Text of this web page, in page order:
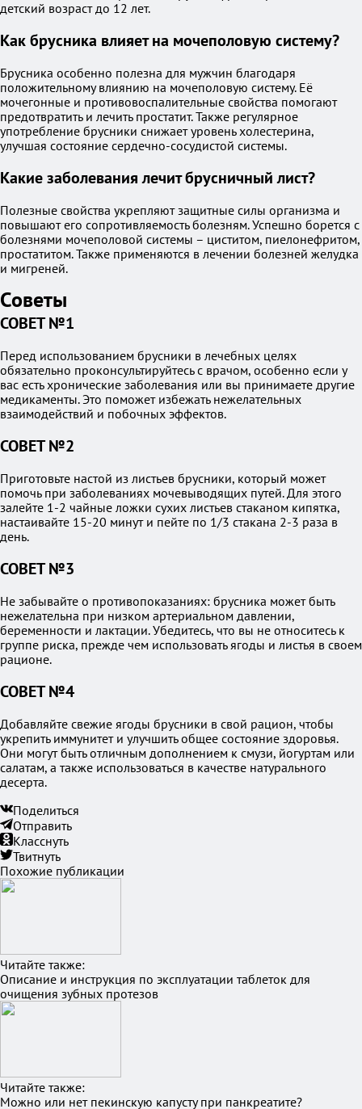
детский возраст до 12 лет.
Как брусника влияет на мочеполовую систему?
Брусника особенно полезна для мужчин благодаря
положительному влиянию на мочеполовую систему. Её
мочегонные и противовоспалительные свойства помогают
предотвратить и лечить простатит. Также регулярное
употребление брусники снижает уровень холестерина,
улучшая состояние сердечно-сосудистой системы.
Какие заболевания лечит брусничный лист?
Полезные свойства укрепляют защитные силы организма и
повышают его сопротивляемость болезням. Успешно борется с
болезнями мочеполовой системы – циститом, пиелонефритом,
простатитом. Также применяются в лечении болезней желудка
и мигреней.
Советы
СОВЕТ №1
Перед использованием брусники в лечебных целях
обязательно проконсультируйтесь с врачом, особенно если у
вас есть хронические заболевания или вы принимаете другие
медикаменты. Это поможет избежать нежелательных
взаимодействий и побочных эффектов.
СОВЕТ №2
Приготовьте настой из листьев брусники, который может
помочь при заболеваниях мочевыводящих путей. Для этого
залейте 1-2 чайные ложки сухих листьев стаканом кипятка,
настаивайте 15-20 минут и пейте по 1/3 стакана 2-3 раза в
день.
СОВЕТ №3
Не забывайте о противопоказаниях: брусника может быть
нежелательна при низком артериальном давлении,
беременности и лактации. Убедитесь, что вы не относитесь к
группе риска, прежде чем использовать ягоды и листья в своем
рационе.
СОВЕТ №4
Добавляйте свежие ягоды брусники в свой рацион, чтобы
укрепить иммунитет и улучшить общее состояние здоровья.
Они могут быть отличным дополнением к смузи, йогуртам или
салатам, а также использоваться в качестве натурального
десерта.
Поделиться
Отправить
Класснуть
Твитнуть
Похожие публикации
Читайте также:
Описание и инструкция по эксплуатации таблеток для
очищения зубных протезов
Читайте также:
Можно или нет пекинскую капусту при панкреатите?